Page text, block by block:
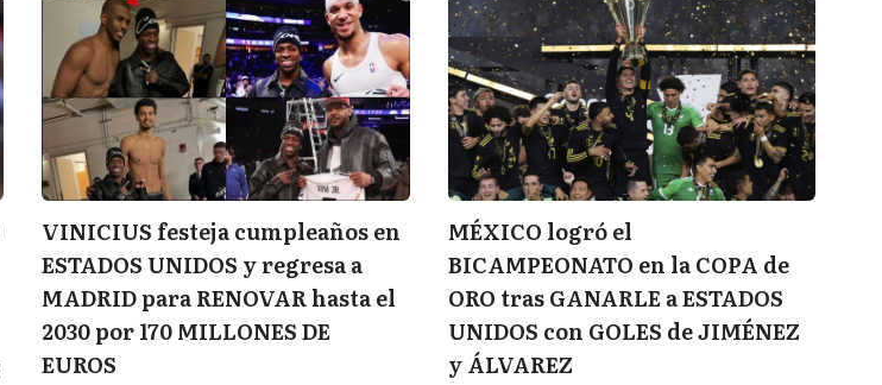
VINICIUS festeja cumpleaños en
ESTADOS UNIDOS y regresa a
MADRID para RENOVAR hasta el
2030 por 170 MILLONES DE
EUROS
MÉXICO logró el
BICAMPEONATO en la COPA de
ORO tras GANARLE a ESTADOS
UNIDOS con GOLES de JIMÉNEZ
y ÁLVAREZ